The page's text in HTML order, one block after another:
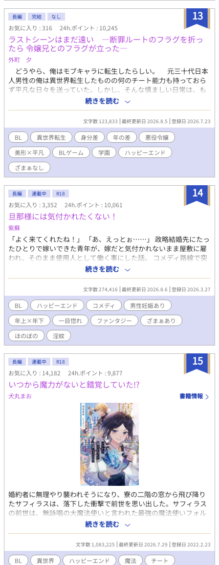
が、ある日小屋の裏で怪我をした騎士を見つけ介抱することに。
手探りではありつつも、自分に出来る精一杯で手当てをし、ただ
ただ元気になって欲しいと寝る間も惜しんで看病をした。 それが
自分の運命を大きく変えることになるとも知らず―――。 怪我を
負った美形騎士（攻）×頑張り屋の箱入り令息（受） ※印は性的
描写あり
13
長編 完結 なし
お気に入り : 316 24h.ポイント : 10,245
ラストシーンはまだ遠い ―断罪ルートのフラグを折っ
たら 令嬢兄とのフラグが立った―
外町 夕
どうやら、俺はモブキャラに転生したらしい。 元三十代日本
人男性の俺は異世界転生したものの何のチート能力も持っておら
ず平凡な日々を送っていた。しかし、そんな慎ましい日常は、も
うひとりの転生者との出会いによって崩壊する。 曰く、ここは
ゲームの世界で彼女は不幸にも悪役令嬢であるベアトリクスに転
生してしまったとのことだ。このままだと断罪されると泣きつか
れてしまい、手助けすることになった俺は断罪ルートのフラグを
折るための作戦を考える。作戦遂行のために悪役令嬢の兄アルベ
ルトに協力を仰いだが、説得のために俺が口にした言葉は本来だ
ったら主人公が言うはずのものだった。 「もしかして、今ので兄
上のルートに入っちゃったんじゃ……」 そんなベアトリクスの
推測を否定したかったが、アルベルトは着々と距離を詰めてく
ら、バッドエンドは回避できるのか？運命の日までは一年を切っ
ている。 ※小説家になろう・カクヨムへも掲載 毎日7:00・
19:00の二回更新
続きを読む
文字数 123,833 最終更新日 2026.8.5 登録日 2026.7.23
BL 異世界転生 身分差 年の差
悪役令嬢
美形×平凡
BLゲーム 学園
ハッピーエンド
ざまぁなし
14
長編 連載中 R18
お気に入り : 3,352 24h.ポイント : 10,061
旦那様には気付かれたくない！
紫蘇
「よく来てくれたね！」 「あ、えっとぉ……」 政略結婚先にたっ
たひとりで嫁いできた青年が、嫁だと気付かれないまま屋敷に雇
われ、そのまま使用人として働く事にした話。 コメディ路線で突
っ走る予定。 ざまぁ有り。 男性妊娠あり。 エロは後半まで無
し。 ★最強だけどどこかポンコツな将軍様×器用貧乏な働き蜂青
年 2026/4/11現在、24ｈ.ポイントでＢＬ部門１位！！ こんな奇跡
が起こるなんて、夢みたいです！ 皆様本当にありがとうございま
す！
続きを読む
文字数 274,416 最終更新日 2026.8.6 登録日 2026.3.27
BL ハッピーエンド コメディ
男性妊娠あり
年上×年下
一目惚れ ファンタジー
ざまぁあり
ほのぼの
淫紋
15
長編 連載中 R18
お気に入り : 14,182 24h.ポイント : 9,877
いつから魔力がないと錯覚していた!?
犬丸まお 書籍情報
婚約者に無理やり襲われそうになり、寮の二階の窓から飛び降り
たサフィラスは、落下した衝撃で前世を思い出した。サフィラス
の前世は、無詠唱の大魔法使いと言われた最強の魔法使いフォル
ティスだったのだ。今世では、魔法伯爵家に生れながら5歳の魔力
判定で魔力なしと判じられてからというもの、ずっと家族から冷
遇されていた大人しいサフィラス。ところが前世を思い出した途
端、サフィラスの人格は前世のフォルティスの人格にほぼ飲み込
まれてしまった。これまでの可哀想なサフィラスよ、さような
続きを読む
文字数 1,083,225 最終更新日 2026.7.29 登録日 2022.2.23
BL 異世界 ハッピーエンド 魔法 チート